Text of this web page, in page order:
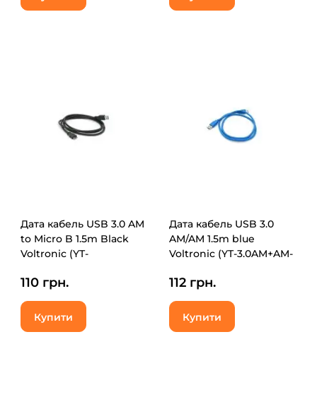
Дата кабель USB 3.0 AM
to Micro B 1.5m Black
Voltronic (YT-
110 грн.
Купити
Дата кабель USB 3.0
AM/AM 1.5m blue
Voltronic (YT-3.0AM+AM-
112 грн.
Купити